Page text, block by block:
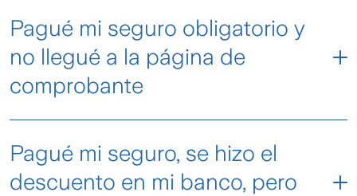
Pagué mi seguro obligatorio y
no llegué a la página de
comprobante
reimprimir tu póliza aquí
Pagué mi seguro, se hizo el
descuento en mi banco, pero